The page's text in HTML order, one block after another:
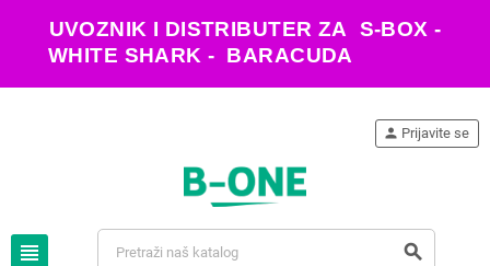
UVOZNIK I DISTRIBUTER ZA S-BOX -
WHITE SHARK - BARACUDA
view_headline search
person Prijavite se